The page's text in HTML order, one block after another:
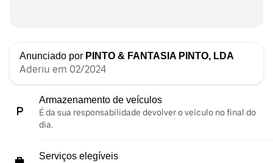
Anunciado por PINTO & FANTASIA PINTO, LDA
Aderiu em 02/2024
Armazenamento de veículos
É da sua responsabilidade devolver o veículo no final do
dia.
Serviços elegíveis